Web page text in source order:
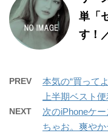
単「
す！
PREV
本気の“買って
上半期ベスト
NEXT
次のiPhoneケ
ちゃお。爽や